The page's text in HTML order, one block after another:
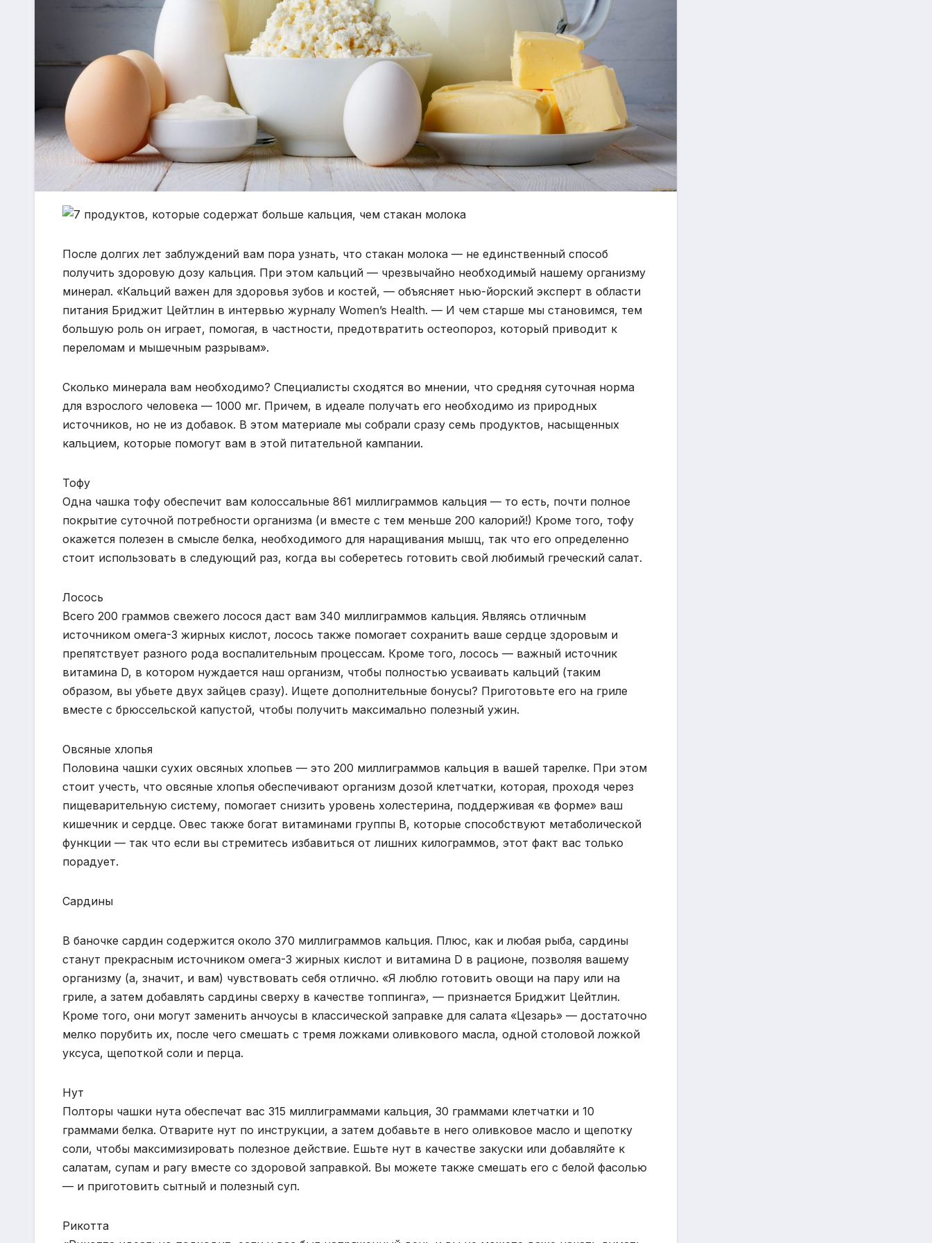
После долгих лет заблуждений вам пора узнать, что стакан молока — не единственный способ
получить здоровую дозу кальция. При этом кальций — чрезвычайно необходимый нашему организму
минерал. «Кальций важен для здоровья зубов и костей, — объясняет нью-йорский эксперт в области
питания Бриджит Цейтлин в интервью журналу Women’s Health. — И чем старше мы становимся, тем
большую роль он играет, помогая, в частности, предотвратить остеопороз, который приводит к
переломам и мышечным разрывам».
Сколько минерала вам необходимо? Специалисты сходятся во мнении, что средняя суточная норма
для взрослого человека — 1000 мг. Причем, в идеале получать его необходимо из природных
источников, но не из добавок. В этом материале мы собрали сразу семь продуктов, насыщенных
кальцием, которые помогут вам в этой питательной кампании.
Тофу
Одна чашка тофу обеспечит вам колоссальные 861 миллиграммов кальция — то есть, почти полное
покрытие суточной потребности организма (и вместе с тем меньше 200 калорий!) Кроме того, тофу
окажется полезен в смысле белка, необходимого для наращивания мышц, так что его определенно
стоит использовать в следующий раз, когда вы соберетесь готовить свой любимый греческий салат.
Лосось
Всего 200 граммов свежего лосося даст вам 340 миллиграммов кальция. Являясь отличным
источником омега-3 жирных кислот, лосось также помогает сохранить ваше сердце здоровым и
препятствует разного рода воспалительным процессам. Кроме того, лосось — важный источник
витамина D, в котором нуждается наш организм, чтобы полностью усваивать кальций (таким
образом, вы убьете двух зайцев сразу). Ищете дополнительные бонусы? Приготовьте его на гриле
вместе с брюссельской капустой, чтобы получить максимально полезный ужин.
Овсяные хлопья
Половина чашки сухих овсяных хлопьев — это 200 миллиграммов кальция в вашей тарелке. При этом
стоит учесть, что овсяные хлопья обеспечивают организм дозой клетчатки, которая, проходя через
пищеварительную систему, помогает снизить уровень холестерина, поддерживая «в форме» ваш
кишечник и сердце. Овес также богат витаминами группы В, которые способствуют метаболической
функции — так что если вы стремитесь избавиться от лишних килограммов, этот факт вас только
порадует.
Сардины
В баночке сардин содержится около 370 миллиграммов кальция. Плюс, как и любая рыба, сардины
станут прекрасным источником омега-3 жирных кислот и витамина D в рационе, позволяя вашему
организму (а, значит, и вам) чувствовать себя отлично. «Я люблю готовить овощи на пару или на
гриле, а затем добавлять сардины сверху в качестве топпинга», — признается Бриджит Цейтлин.
Кроме того, они могут заменить анчоусы в классической заправке для салата «Цезарь» — достаточно
мелко порубить их, после чего смешать с тремя ложками оливкового масла, одной столовой ложкой
уксуса, щепоткой соли и перца.
Нут
Полторы чашки нута обеспечат вас 315 миллиграммами кальция, 30 граммами клетчатки и 10
граммами белка. Отварите нут по инструкции, а затем добавьте в него оливковое масло и щепотку
соли, чтобы максимизировать полезное действие. Ешьте нут в качестве закуски или добавляйте к
салатам, супам и рагу вместе со здоровой заправкой. Вы можете также смешать его с белой фасолью
— и приготовить сытный и полезный суп.
Рикотта